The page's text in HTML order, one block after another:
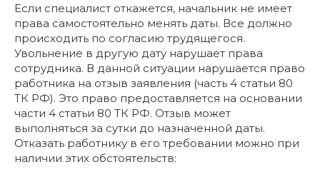
Если специалист откажется, начальник не имеет
права самостоятельно менять даты. Все должно
происходить по согласию трудящегося.
Увольнение в другую дату нарушает права
сотрудника. В данной ситуации нарушается право
работника на отзыв заявления (часть 4 статьи 80
ТК РФ). Это право предоставляется на основании
части 4 статьи 80 ТК РФ. Отзыв может
выполняться за сутки до назначенной даты.
Отказать работнику в его требовании можно при
наличии этих обстоятельств: